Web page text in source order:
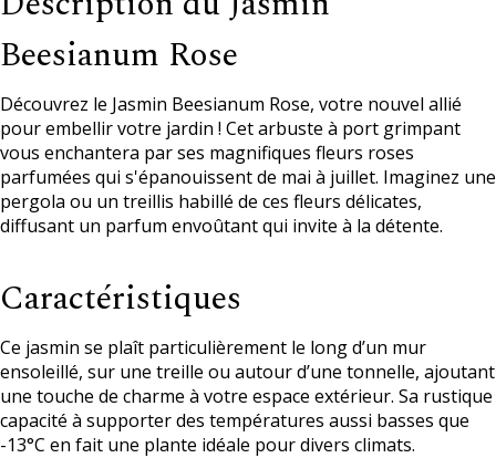
Beesianum Rose
Découvrez le Jasmin Beesianum Rose, votre nouvel allié
pour embellir votre jardin ! Cet arbuste à port grimpant
vous enchantera par ses magnifiques fleurs roses
parfumées qui s'épanouissent de mai à juillet. Imaginez une
pergola ou un treillis habillé de ces fleurs délicates,
diffusant un parfum envoûtant qui invite à la détente.
Caractéristiques
Ce jasmin se plaît particulièrement le long d’un mur
ensoleillé, sur une treille ou autour d’une tonnelle, ajoutant
une touche de charme à votre espace extérieur. Sa rustique
capacité à supporter des températures aussi basses que
-13°C en fait une plante idéale pour divers climats.